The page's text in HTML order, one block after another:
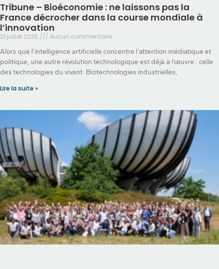
Tribune – Bioéconomie : ne laissons pas la
France décrocher dans la course mondiale à
l’innovation
21 juillet 2026
Aucun commentaire
Alors que l’intelligence artificielle concentre l’attention médiatique et
politique, une autre révolution technologique est déjà à l’œuvre : celle
des technologies du vivant. Biotechnologies industrielles,
Lire la suite »